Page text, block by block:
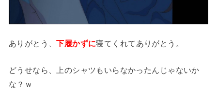
ありがとう、下履かずに寝てくれてありがとう。
どうせなら、上のシャツもいらなかったんじゃないか
な？ｗ